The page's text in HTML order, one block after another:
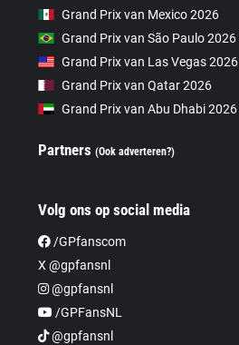
Grand Prix van Mexico 2026
Grand Prix van São Paulo 2026
Grand Prix van Las Vegas 2026
Grand Prix van Qatar 2026
Grand Prix van Abu Dhabi 2026
Partners(Ook adverteren?)
Volg ons op social media
/GPfanscom
X @gpfansnl
@gpfansnl
/GPFansNL
@gpfansnl